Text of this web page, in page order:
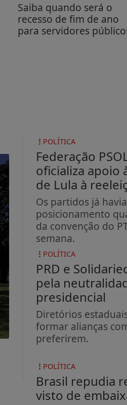
Saiba quando será o
recesso de fim de ano
para servidores
POLÍTICA
Federação
oficializa apoio
de Lula à
Os partidos já
posicionamento
da convenção do
semana.
POLÍTICA
PRD e
pela
presidencial
Diretórios
formar alianças
preferirem.
POLÍTICA
Brasil repudia
visto de